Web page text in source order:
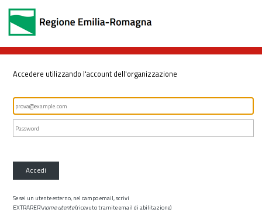
Accedere utilizzando l'account dell'organizzazione
Accedi
Se sei un utente esterno, nel campo email, scrivi
EXTRARER\nome utente(ricevuto tramite email di abilitazione)